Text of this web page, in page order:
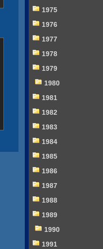
1975
1976
1977
1978
1979
1980
1981
1982
1983
1984
1985
1986
1987
1988
1989
1990
1991